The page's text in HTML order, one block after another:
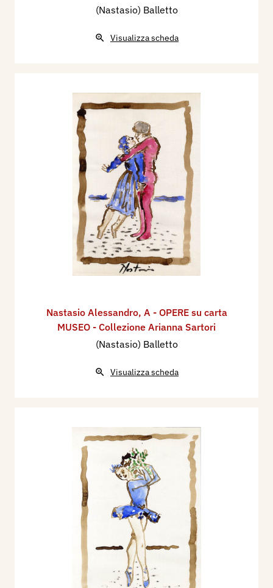
(Nastasio) Balletto
Visualizza scheda
Nastasio Alessandro, A - OPERE su carta
MUSEO - Collezione Arianna Sartori
(Nastasio) Balletto
Visualizza scheda